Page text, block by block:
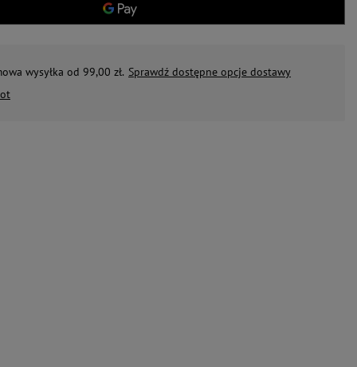
wysyłka od 99,00 zł. Sprawdź dostępne opcje dostawy